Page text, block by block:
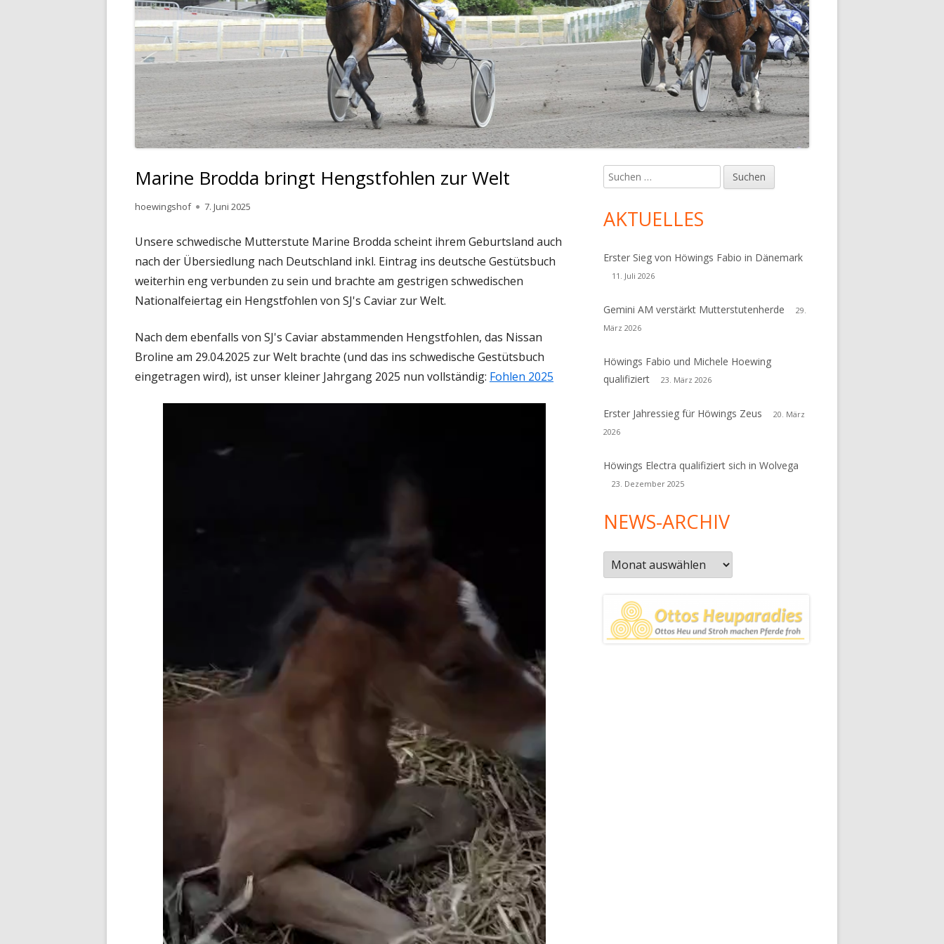
Marine Brodda bringt Hengstfohlen zur Welt
Autor
hoewingshof
Veröffentlicht
7. Juni 2025
Unsere schwedische Mutterstute Marine Brodda scheint ihrem Geburtsland auch
nach der Übersiedlung nach Deutschland inkl. Eintrag ins deutsche Gestütsbuch
weiterhin eng verbunden zu sein und brachte am gestrigen schwedischen
Nationalfeiertag ein Hengstfohlen von SJ's Caviar zur Welt.
Nach dem ebenfalls von SJ's Caviar abstammenden Hengstfohlen, das Nissan
Broline am 29.04.2025 zur Welt brachte (und das ins schwedische Gestütsbuch
eingetragen wird), ist unser kleiner Jahrgang 2025 nun vollständig: Fohlen 2025
Haupt-
Seitenleiste
Suchen
nach:
AKTUELLES
Erster Sieg von Höwings Fabio in Dänemark
11. Juli 2026
Gemini AM verstärkt Mutterstutenherde
29.
März 2026
Höwings Fabio und Michele Hoewing
qualifiziert
23. März 2026
Erster Jahressieg für Höwings Zeus
20. März
2026
Höwings Electra qualifiziert sich in Wolvega
23. Dezember 2025
NEWS-ARCHIV
News-
Archiv